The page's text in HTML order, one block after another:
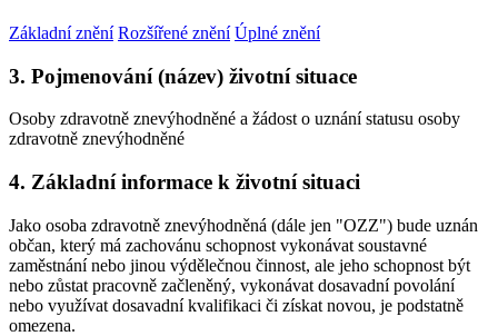
Základní znění Rozšířené znění Úplné znění
3. Pojmenování (název) životní situace
Osoby zdravotně znevýhodněné a žádost o uznání statusu osoby
zdravotně znevýhodněné
4. Základní informace k životní situaci
Jako osoba zdravotně znevýhodněná (dále jen "OZZ") bude uznán
občan, který má zachovánu schopnost vykonávat soustavné
zaměstnání nebo jinou výdělečnou činnost, ale jeho schopnost být
nebo zůstat pracovně začleněný, vykonávat dosavadní povolání
nebo využívat dosavadní kvalifikaci či získat novou, je podstatně
omezena.